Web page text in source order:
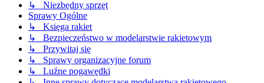
↳ Niezbędny sprzęt
Sprawy Ogólne
↳ Księga rakiet
↳ Bezpieczeństwo w modelarstwie rakietowym
↳ Przywitaj się
↳ Sprawy organizacyjne forum
↳ Luźne pogawędki